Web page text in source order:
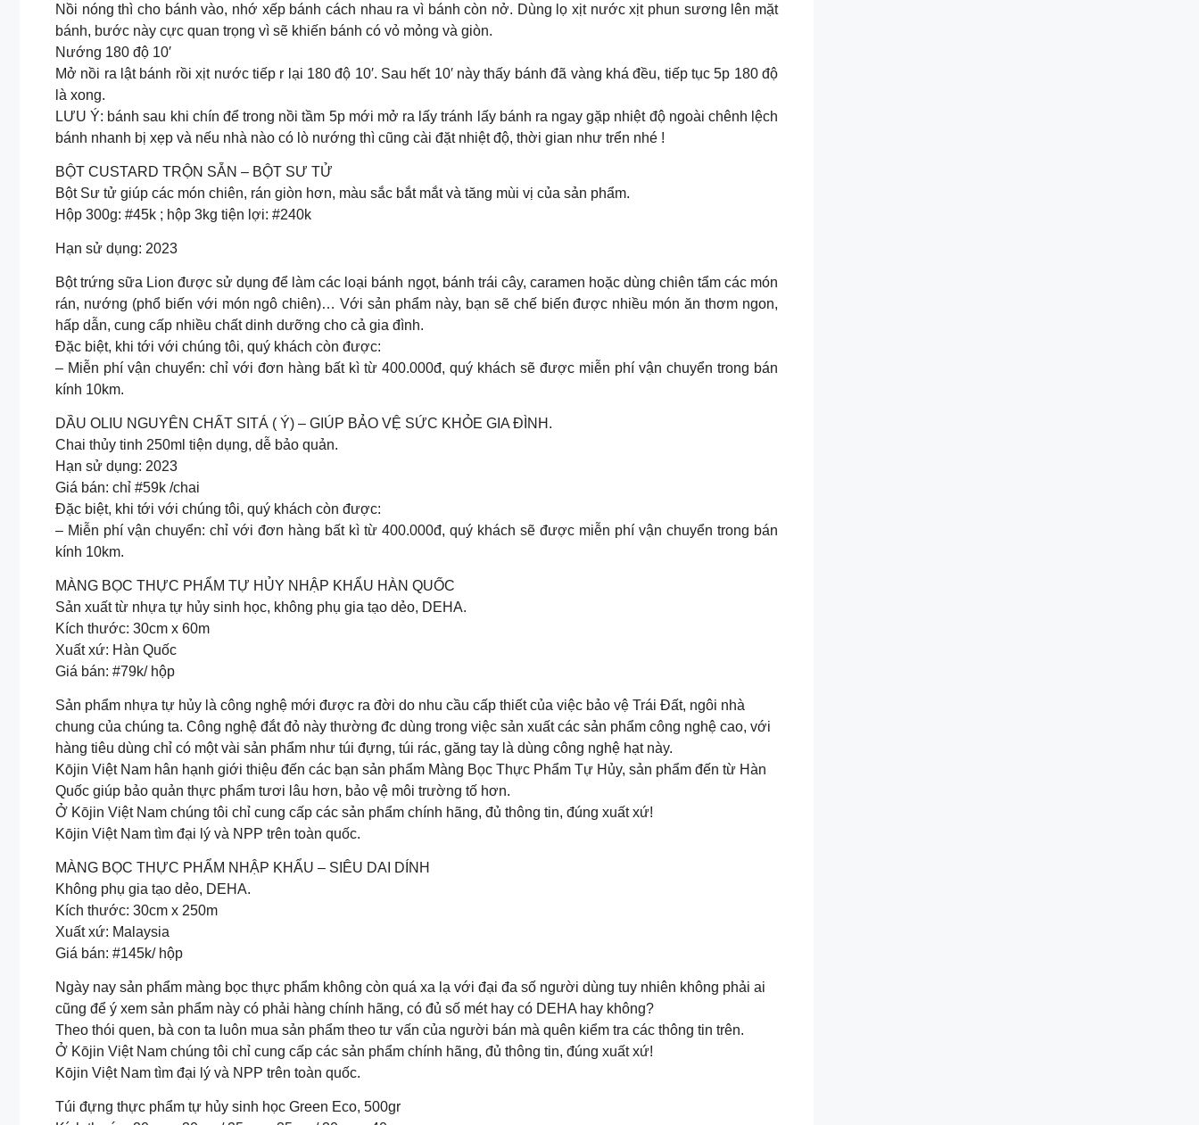
Nồi nóng thì cho bánh vào, nhớ xếp bánh cách nhau ra vì bánh còn nở. Dùng lọ xịt nước xịt phun sương lên mặt
bánh, bước này cực quan trọng vì sẽ khiến bánh có vỏ mỏng và giòn.
Nướng 180 độ 10′
Mở nồi ra lật bánh rồi xịt nước tiếp r lại 180 độ 10′. Sau hết 10′ này thấy bánh đã vàng khá đều, tiếp tục 5p 180 độ
là xong.
LƯU Ý: bánh sau khi chín để trong nồi tầm 5p mới mở ra lấy tránh lấy bánh ra ngay gặp nhiệt độ ngoài chênh lệch
bánh nhanh bị xẹp và nếu nhà nào có lò nướng thì cũng cài đặt nhiệt độ, thời gian như trển nhé !
BỘT CUSTARD TRỘN SẴN – BỘT SƯ TỬ
Bột Sư tử giúp các món chiên, rán giòn hơn, màu sắc bắt mắt và tăng mùi vị của sản phẩm.
Hộp 300g: #45k ; hộp 3kg tiện lợi: #240k
Hạn sử dụng: 2023
Bột trứng sữa Lion được sử dụng để làm các loại bánh ngọt, bánh trái cây, caramen hoặc dùng chiên tẩm các món
rán, nướng (phổ biến với món ngô chiên)… Với sản phẩm này, bạn sẽ chế biến được nhiều món ăn thơm ngon,
hấp dẫn, cung cấp nhiều chất dinh dưỡng cho cả gia đình.
Đặc biệt, khi tới với chúng tôi, quý khách còn được:
– Miễn phí vận chuyển: chỉ với đơn hàng bất kì từ 400.000đ, quý khách sẽ được miễn phí vận chuyển trong bán
kính 10km.
DẦU OLIU NGUYÊN CHẤT SITÁ ( Ý) – GIÚP BẢO VỆ SỨC KHỎE GIA ĐÌNH.
Chai thủy tinh 250ml tiện dụng, dễ bảo quản.
Hạn sử dụng: 2023
Giá bán: chỉ #59k /chai
Đặc biệt, khi tới với chúng tôi, quý khách còn được:
– Miễn phí vận chuyển: chỉ với đơn hàng bất kì từ 400.000đ, quý khách sẽ được miễn phí vận chuyển trong bán
kính 10km.
MÀNG BỌC THỰC PHẨM TỰ HỦY NHẬP KHẨU HÀN QUỐC
Sản xuất từ nhựa tự hủy sinh học, không phụ gia tạo dẻo, DEHA.
Kích thước: 30cm x 60m
Xuất xứ: Hàn Quốc
Giá bán: #79k/ hộp
Sản phẩm nhựa tự hủy là công nghệ mới được ra đời do nhu cầu cấp thiết của việc bảo vệ Trái Đất, ngôi nhà
chung của chúng ta. Công nghệ đắt đỏ này thường đc dùng trong việc sản xuất các sản phẩm công nghệ cao, với
hàng tiêu dùng chỉ có một vài sản phẩm như túi đựng, túi rác, găng tay là dùng công nghệ hạt này.
Kōjin Việt Nam hân hạnh giới thiệu đến các bạn sản phẩm Màng Bọc Thực Phẩm Tự Hủy, sản phẩm đến từ Hàn
Quốc giúp bảo quản thực phẩm tươi lâu hơn, bảo vệ môi trường tố hơn.
Ở Kōjin Việt Nam chúng tôi chỉ cung cấp các sản phẩm chính hãng, đủ thông tin, đúng xuất xứ!
Kōjin Việt Nam tìm đại lý và NPP trên toàn quốc.
MÀNG BỌC THỰC PHẨM NHẬP KHẨU – SIÊU DAI DÍNH
Không phụ gia tạo dẻo, DEHA.
Kích thước: 30cm x 250m
Xuất xứ: Malaysia
Giá bán: #145k/ hộp
Ngày nay sản phẩm màng bọc thực phẩm không còn quá xa lạ với đại đa số người dùng tuy nhiên không phải ai
cũng để ý xem sản phẩm này có phải hàng chính hãng, có đủ số mét hay có DEHA hay không?
Theo thói quen, bà con ta luôn mua sản phẩm theo tư vấn của người bán mà quên kiểm tra các thông tin trên.
Ở Kōjin Việt Nam chúng tôi chỉ cung cấp các sản phẩm chính hãng, đủ thông tin, đúng xuất xứ!
Kōjin Việt Nam tìm đại lý và NPP trên toàn quốc.
Túi đựng thực phẩm tự hủy sinh học Green Eco, 500gr